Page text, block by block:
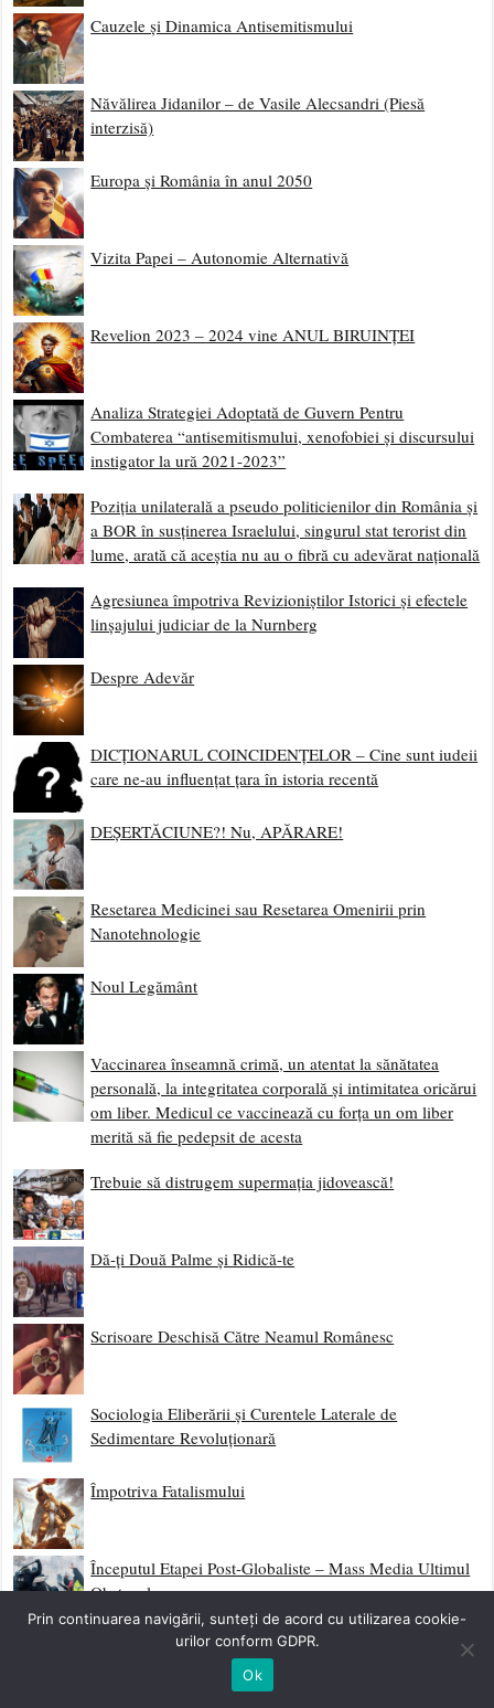
Cauzele și Dinamica Antisemitismului
Năvălirea Jidanilor – de Vasile Alecsandri (Piesă
interzisă)
Europa și România în anul 2050
Vizita Papei – Autonomie Alternativă
Revelion 2023 – 2024 vine ANUL BIRUINȚEI
Analiza Strategiei Adoptată de Guvern Pentru
Combaterea “antisemitismului, xenofobiei și discursului
instigator la ură 2021-2023”
Poziția unilaterală a pseudo politicienilor din România și
a BOR în susținerea Israelului, singurul stat terorist din
lume, arată că aceștia nu au o fibră cu adevărat națională
Agresiunea împotriva Revizioniștilor Istorici și efectele
linșajului judiciar de la Nurnberg
Despre Adevăr
DICȚIONARUL COINCIDENȚELOR – Cine sunt iudeii
care ne-au influențat țara în istoria recentă
DEȘERTĂCIUNE?! Nu, APĂRARE!
Resetarea Medicinei sau Resetarea Omenirii prin
Nanotehnologie
Noul Legământ
Vaccinarea înseamnă crimă, un atentat la sănătatea
personală, la integritatea corporală și intimitatea oricărui
om liber. Medicul ce vaccinează cu forța un om liber
merită să fie pedepsit de acesta
Trebuie să distrugem supermația jidovească!
Dă-ți Două Palme și Ridică-te
Scrisoare Deschisă Către Neamul Românesc
Sociologia Eliberării și Curentele Laterale de
Sedimentare Revoluționară
Împotriva Fatalismului
Începutul Etapei Post-Globaliste – Mass Media Ultimul
Obstacol
Mlaștina Mass Media – Serial Complet
Prin continuarea navigării, sunteți de acord cu utilizarea cookie-
urilor conform GDPR.
Ok